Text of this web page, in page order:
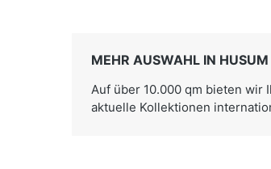
MEHR AUSWAHL IN HUSUM
Auf über 10.000 qm bieten wir
aktuelle Kollektionen